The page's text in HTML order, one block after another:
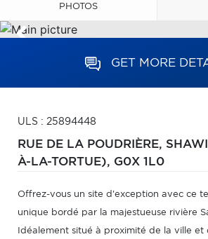
PHOTOS
GET MORE
ULS : 25894448
RUE DE LA POUDRIÈRE,
À-LA-TORTUE), G0X 1L0
Offrez-vous un site d'exception avec ce
unique bordé par la majestueuse rivière
Idéalement situé à proximité de la ville et